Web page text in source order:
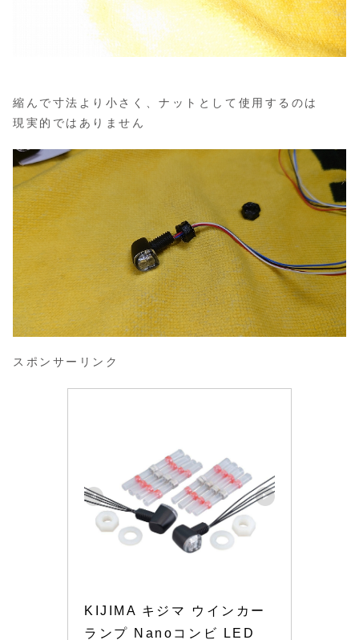
縮んで寸法より小さく、ナットとして使用するのは
現実的ではありません
スポンサーリンク
KIJIMA キジマ ウインカー
ランプ Nanoコンビ LED